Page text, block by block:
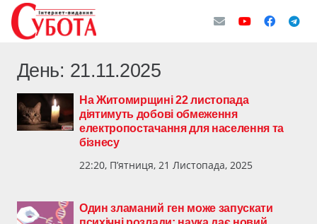
День: 21.11.2025
На Житомирщині 22 листопада
діятимуть добові обмеження
електропостачання для населення та
бізнесу
22:20, П’ятниця, 21 Листопада, 2025
Один зламаний ген може запускати